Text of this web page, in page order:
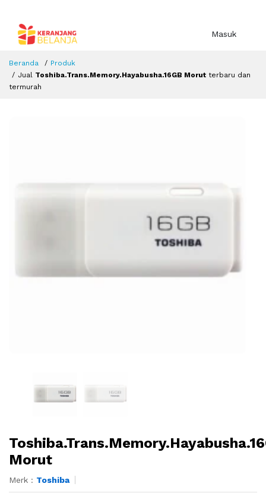
Masuk
Beranda
Produk
Jual Toshiba.Trans.Memory.Hayabusha.16GB Morut terbaru dan
termurah
Morut
Merk : Toshiba